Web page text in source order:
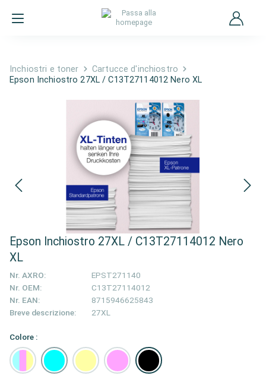
Inchiostri e toner
Cartucce d'inchiostro
Epson Inchiostro 27XL / C13T27114012 Nero XL
Epson Inchiostro 27XL / C13T27114012 Nero
XL
Nr. AXRO:
EPST271140
Nr. OEM:
C13T27114012
Nr. EAN:
8715946625843
Breve descrizione:
27XL
Colore :